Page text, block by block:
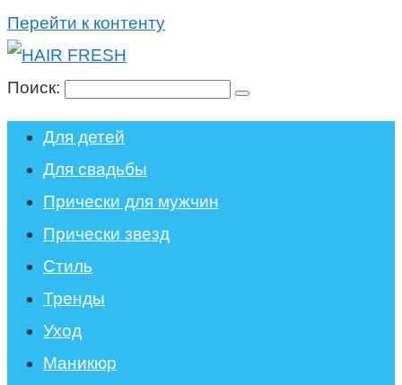
Перейти к контенту
Поиск:
Для детей
Для свадьбы
Прически для мужчин
Прически звезд
Стиль
Тренды
Уход
Маникюр